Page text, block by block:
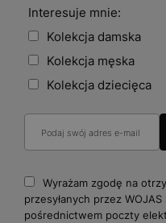
Interesuje mnie:
Kolekcja damska
Kolekcja męska
Kolekcja dziecięca
Wyrażam zgodę na
przesyłanych przez
pośrednictwem poczty